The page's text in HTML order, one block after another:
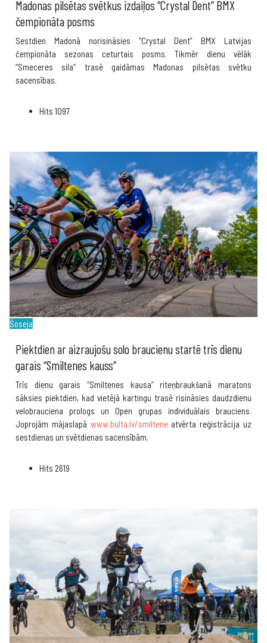
Madonas pilsētas svētkus izdaiļos “Crystal Dent” BMX
čempionāta posms
Sestdien Madonā norisināsies “Crystal Dent” BMX Latvijas
čempionāta sezonas ceturtais posms. Tikmēr dienu vēlāk
“Smeceres sila” trasē gaidāmas Madonas pilsētas svētku
sacensības.
Hits 1097
Šoseja
Piektdien ar aizraujošu solo braucienu startē trīs dienu
garais “Smiltenes kauss”
Trīs dienu garais “Smiltenes kausa” riteņbraukšanā maratons
sāksies piektdien, kad vietējā kartingu trasē risināsies daudzdienu
velobrauciena prologs un Open grupas individuālais brauciens.
Joprojām mājaslapā www.bulta.lv/smilteneatvērta reģistrācija uz
sestdienas un svētdienas sacensībām.
Hits 2619